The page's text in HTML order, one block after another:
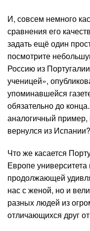
И, совсем немного
сравнения его
задать ещё один
посмотрите
Россию из
ученицей»,
упоминавшейся
обязательно до
аналогичный пример,
вернулся из Испании?
Что же касается
Европе
продолжающей
нас с женой, но и
разных людей из
отличающихся друг